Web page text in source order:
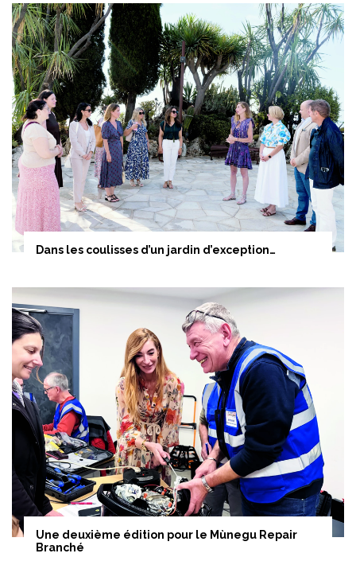
Dans les coulisses d’un jardin d’exception…
Une deuxième édition pour le Mùnegu Repair
Branché